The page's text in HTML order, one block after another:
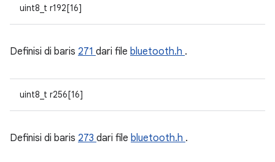
uint8_t r192[16]
Definisi di baris 271 dari file bluetooth.h .
uint8_t r256[16]
Definisi di baris 273 dari file bluetooth.h .